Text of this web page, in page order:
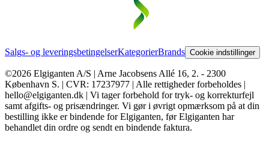
Salgs- og leveringsbetingelserKategorierBrands Cookie indstillinger
©2026 Elgiganten A/S | Arne Jacobsens Allé 16, 2. - 2300
København S. | CVR: 17237977 | Alle rettigheder forbeholdes |
hello@elgiganten.dk | Vi tager forbehold for tryk- og korrekturfejl
samt afgifts- og prisændringer. Vi gør i øvrigt opmærksom på at din
bestilling ikke er bindende for Elgiganten, før Elgiganten har
behandlet din ordre og sendt en bindende faktura.